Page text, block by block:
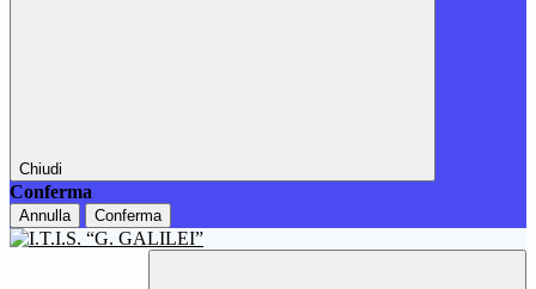
Chiudi
Conferma
Annulla Conferma